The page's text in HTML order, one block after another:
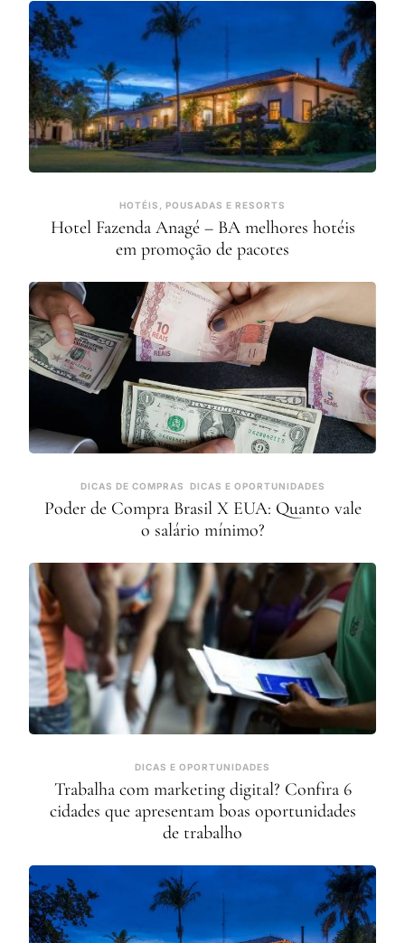
HOTÉIS, POUSADAS E RESORTS
Hotel Fazenda Anagé – BA melhores hotéis
em promoção de pacotes
DICAS DE COMPRAS DICAS E OPORTUNIDADES
Poder de Compra Brasil X EUA: Quanto vale
o salário mínimo?
DICAS E OPORTUNIDADES
Trabalha com marketing digital? Confira 6
cidades que apresentam boas oportunidades
de trabalho